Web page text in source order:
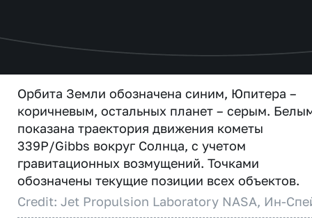
Орбита Земли обозначена синим, Юпитера –
коричневым, остальных планет – серым.
показана траектория движения кометы
339P/Gibbs вокруг Солнца, с учетом
гравитационных возмущений. Точками
обозначены текущие позиции всех объектов.
Credit: Jet Propulsion Laboratory NASA, Ин-